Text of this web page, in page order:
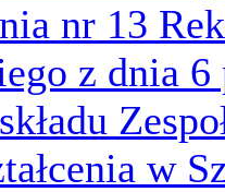
nr 13
z dnia
w